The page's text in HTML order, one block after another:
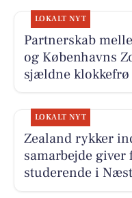
LOKALT NYT
Partnerskab
og Københavns
sjældne klokkefrø
LOKALT NYT
Zealand rykker
samarbejde
studerende i